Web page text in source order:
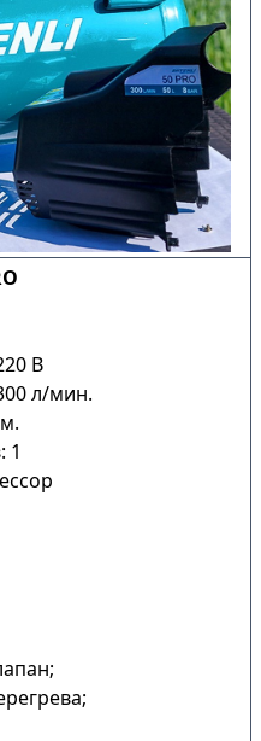
В
л/мин.
1